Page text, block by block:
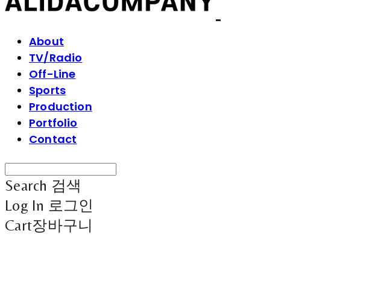
About
TV/Radio
Off-Line
Sports
Production
Portfolio
Contact
Search 검색
Log In 로그인
Cart장바구니